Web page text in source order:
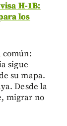
H-1B:
los
común:
sigue
su mapa.
Desde la
migrar no